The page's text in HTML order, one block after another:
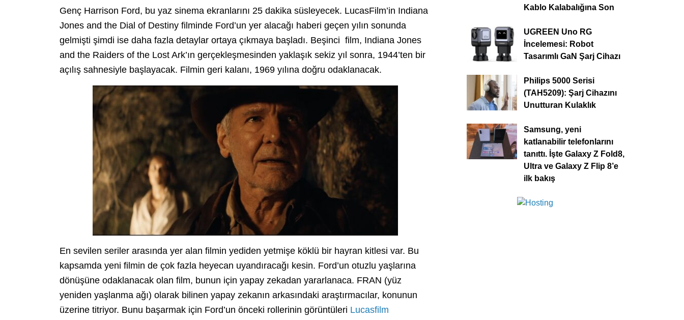
Genç Harrison Ford, bu yaz sinema ekranlarını 25 dakika süsleyecek. LucasFilm’in Indiana
Jones and the Dial of Destiny filminde Ford’un yer alacağı haberi geçen yılın sonunda
gelmişti şimdi ise daha fazla detaylar ortaya çıkmaya başladı. Beşinci film, Indiana Jones
and the Raiders of the Lost Ark’ın gerçekleşmesinden yaklaşık sekiz yıl sonra, 1944’ten bir
açılış sahnesiyle başlayacak. Filmin geri kalanı, 1969 yılına doğru odaklanacak.
En sevilen seriler arasında yer alan filmin yediden yetmişe köklü bir hayran kitlesi var. Bu
kapsamda yeni filmin de çok fazla heyecan uyandıracağı kesin. Ford’un otuzlu yaşlarına
dönüşüne odaklanacak olan film, bunun için yapay zekadan yararlanaca. FRAN (yüz
yeniden yaşlanma ağı) olarak bilinen yapay zekanın arkasındaki araştırmacılar, konunun
üzerine titriyor. Bunu başarmak için Ford’un önceki rollerinin görüntüleri Lucasfilm
Kablo Kalabalığına Son
UGREEN Uno RG
İncelemesi: Robot
Tasarımlı GaN Şarj Cihazı
Philips 5000 Serisi
(TAH5209): Şarj Cihazını
Unutturan Kulaklık
Samsung, yeni
katlanabilir telefonlarını
tanıttı. İşte Galaxy Z Fold8,
Ultra ve Galaxy Z Flip 8’e
ilk bakış